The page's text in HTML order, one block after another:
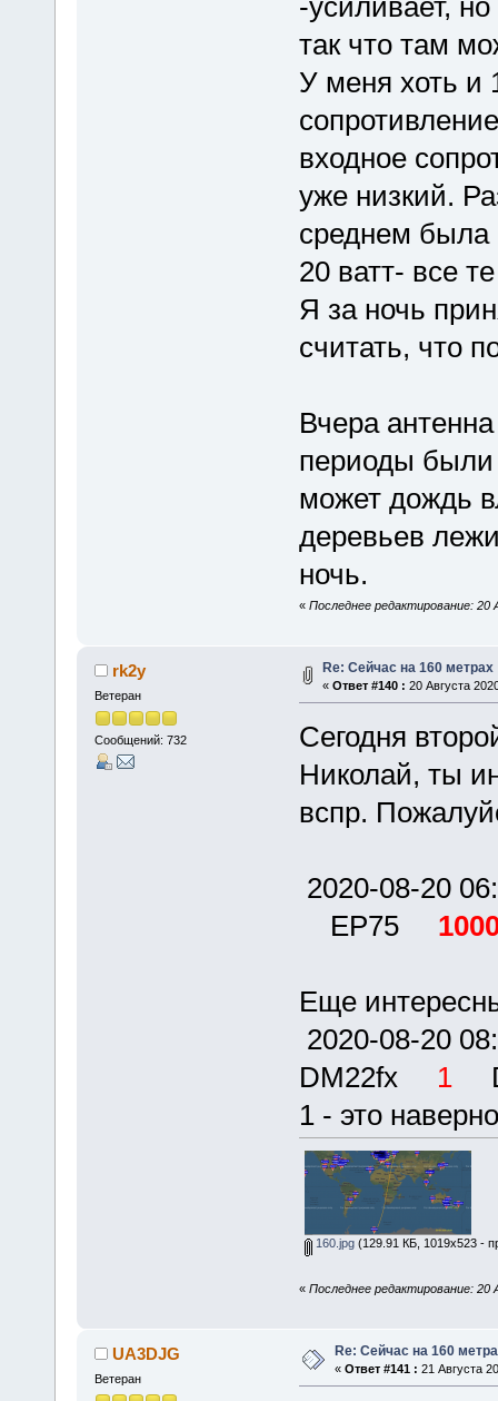
так что там
У меня хоть и
входное
уже низкий.
среднем
20 ватт- все
Я за ночь
считать, что
Вчера
периоды были
может дождь
деревьев
ночь.
« Последнее редактирование:
rk2y
Ветеран
Сообщений: 732
Re: Сейчас на 160 метрах
« Ответ #140 : 20 Августа
Сегодня
Николай, ты
вспр.
2020-08-20
EP75
Еще
2020-08-20
DM22fx
1
1 - это
160.jpg(129.91 КБ, 1019x523 -
« Последнее редактирование:
UA3DJG
Ветеран
Re: Сейчас на 160
« Ответ #141 : 21 Августа